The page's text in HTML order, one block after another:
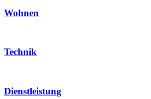
Wohnen
Technik
Dienstleistung